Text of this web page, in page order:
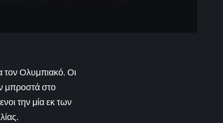
τον Ολυμπιακό. Οι
μπροστά στο
την μία εκ των